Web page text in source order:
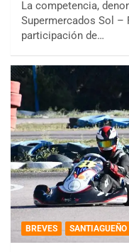
La competencia,
Supermercados Sol –
participación de…
BREVES SANTIAGUEÑO